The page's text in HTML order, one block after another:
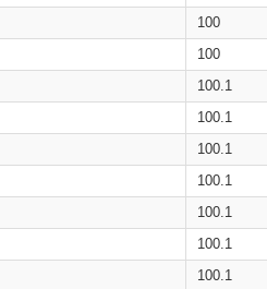
100
100
100.1
100.1
100.1
100.1
100.1
100.1
100.1